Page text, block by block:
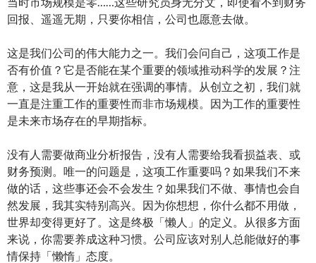
回报、遥遥无期，只要你相信，公司也愿意去做。
这是我们公司的伟大能力之一。我们会问自己，这项工作是
否有价值？它是否能在某个重要的领域推动科学的发展？注
意，这是我从一开始就在强调的事情。从创立之初，我们就
一直是注重工作的重要性而非市场规模。因为工作的重要性
是未来市场存在的早期指标。
没有人需要做商业分析报告，没有人需要给我看损益表、或
财务预测。唯一的问题是，这项工作重要吗？如果我们不来
做的话，这些事还会不会发生？如果我们不做、事情也会自
然发展，我其实特别高兴。因为你想想，你什么都不用做，
世界却变得更好了。这是终极「懒人」的定义。从很多方面
来说，你需要养成这种习惯。公司应该对别人总能做好的事
情保持「懒惰」态度。